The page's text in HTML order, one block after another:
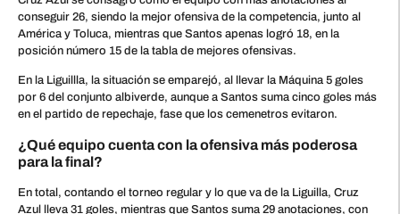
conseguir 26, siendo la mejor ofensiva de la competencia, junto al
América y Toluca, mientras que Santos apenas logró 18, en la
posición número 15 de la tabla de mejores ofensivas.
En la Liguillla, la situación se emparejó, al llevar la Máquina 5 goles
por 6 del conjunto albiverde, aunque a Santos suma cinco goles más
en el partido de repechaje, fase que los cemenetros evitaron.
¿Qué equipo cuenta con la ofensiva más poderosa
para la final?
En total, contando el torneo regular y lo que va de la Liguilla, Cruz
Azul lleva 31 goles, mientras que Santos suma 29 anotaciones, con